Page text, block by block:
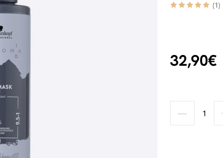
(1)
32,90€